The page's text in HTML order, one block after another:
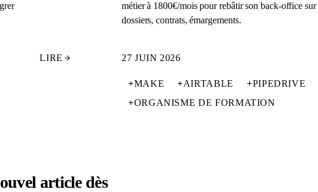
LIRE
métier à 1800€/mois pour rebâtir son back-office
dossiers, contrats, émargements.
27 JUIN 2026
+MAKE +AIRTABLE +PIPEDRIVE
+ORGANISME DE FORMATION
article dès